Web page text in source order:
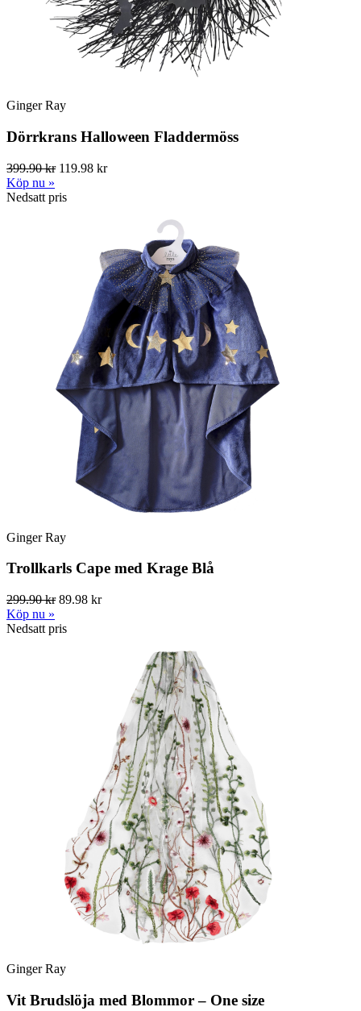
Ginger Ray
Dörrkrans Halloween Fladdermöss
399.90 kr119.98 kr
Köp nu »
Nedsatt pris
Ginger Ray
Trollkarls Cape med Krage Blå
299.90 kr89.98 kr
Köp nu »
Nedsatt pris
Ginger Ray
Vit Brudslöja med Blommor – One size